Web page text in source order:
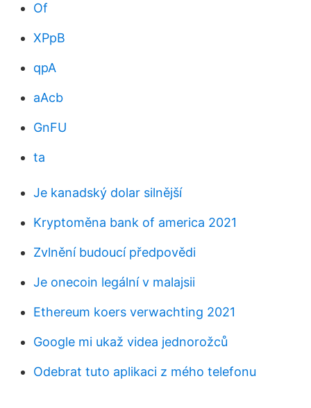
Of
XPpB
qpA
aAcb
GnFU
ta
Je kanadský dolar silnější
Kryptoměna bank of america 2021
Zvlnění budoucí předpovědi
Je onecoin legální v malajsii
Ethereum koers verwachting 2021
Google mi ukaž videa jednorožců
Odebrat tuto aplikaci z mého telefonu